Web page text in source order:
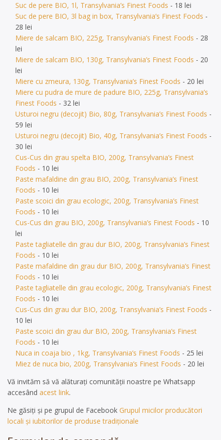
Suc de pere BIO, 1l, Transylvania’s Finest Foods - 18 lei
Suc de pere BIO, 3l bag in box, Transylvania’s Finest Foods -
28 lei
Miere de salcam BIO, 225g, Transylvania’s Finest Foods - 28
lei
Miere de salcam BIO, 130g, Transylvania’s Finest Foods - 20
lei
Miere cu zmeura, 130g, Transylvania’s Finest Foods - 20 lei
Miere cu pudra de mure de padure BIO, 225g, Transylvania’s
Finest Foods - 32 lei
Usturoi negru (decojit) Bio, 80g, Transylvania’s Finest Foods -
59 lei
Usturoi negru (decojit) Bio, 40g, Transylvania’s Finest Foods -
30 lei
Cus-Cus din grau spelta BIO, 200g, Transylvania’s Finest
Foods - 10 lei
Paste mafaldine din grau BIO, 200g, Transylvania’s Finest
Foods - 10 lei
Paste scoici din grau ecologic, 200g, Transylvania’s Finest
Foods - 10 lei
Cus-Cus din grau BIO, 200g, Transylvania’s Finest Foods - 10
lei
Paste tagliatelle din grau dur BIO, 200g, Transylvania’s Finest
Foods - 10 lei
Paste mafaldine din grau dur BIO, 200g, Transylvania’s Finest
Foods - 10 lei
Paste tagliatelle din grau ecologic, 200g, Transylvania’s Finest
Foods - 10 lei
Cus-Cus din grau dur BIO, 200g, Transylvania’s Finest Foods -
10 lei
Paste scoici din grau dur BIO, 200g, Transylvania’s Finest
Foods - 10 lei
Nuca in coaja bio , 1kg, Transylvania’s Finest Foods - 25 lei
Miez de nuca bio, 200g, Transylvania’s Finest Foods - 20 lei
Vă invităm să vă alăturați comunității noastre pe Whatsapp
accesând acest link.
Ne găsiți și pe grupul de Facebook Grupul micilor producători
locali și iubitorilor de produse tradiționale